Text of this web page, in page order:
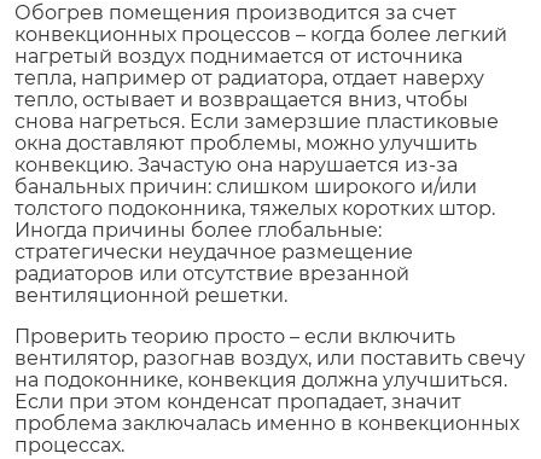
Обогрев помещения производится за счет
конвекционных процессов – когда более легкий
нагретый воздух поднимается от источника
тепла, например от радиатора, отдает наверху
тепло, остывает и возвращается вниз, чтобы
снова нагреться. Если замерзшие пластиковые
окна доставляют проблемы, можно улучшить
конвекцию. Зачастую она нарушается из-за
банальных причин: слишком широкого и/или
толстого подоконника, тяжелых коротких штор.
Иногда причины более глобальные:
стратегически неудачное размещение
радиаторов или отсутствие врезанной
вентиляционной решетки.
Проверить теорию просто – если включить
вентилятор, разогнав воздух, или поставить свечу
на подоконнике, конвекция должна улучшиться.
Если при этом конденсат пропадает, значит
проблема заключалась именно в конвекционных
процессах.